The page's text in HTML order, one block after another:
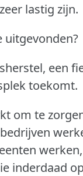
lastig zijn.
uitgevonden?
een
toekomt.
om te
inderdaad